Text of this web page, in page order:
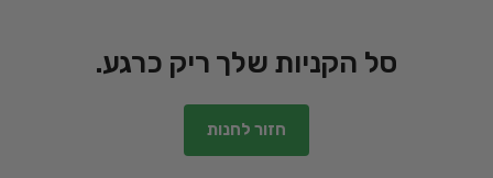
סל הקניות שלך ריק כרגע.
חזור לחנות